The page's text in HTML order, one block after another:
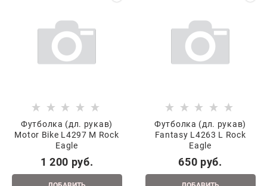
Футболка (дл. рукав)
Motor Bike L4297 M Rock
Eagle
1 200 руб.
Футболка (дл. рукав)
Fantasy L4263 L Rock
Eagle
650 руб.